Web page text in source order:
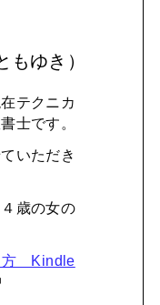
もゆき）
テクニカ
士です。
いただき
歳の女の
方 Kindle